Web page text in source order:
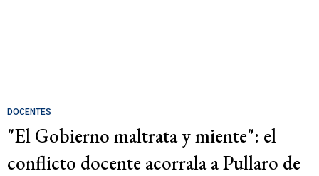
DOCENTES
"El Gobierno maltrata y miente": el
conflicto docente acorrala a Pullaro de